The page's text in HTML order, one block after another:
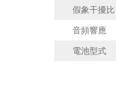
假象干擾比
音頻響應
電池型式